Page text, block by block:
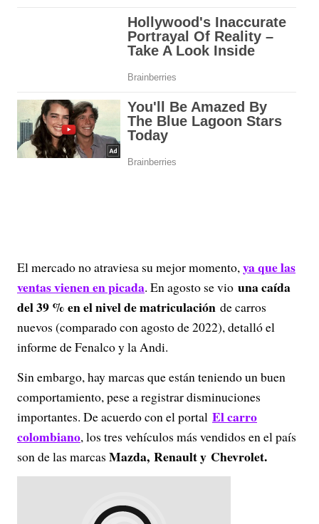
El mercado no atraviesa su mejor momento,ya que las
ventas vienen en picada. En agosto se vio una caída
del 39 % en el nivel de matriculación de carros
nuevos (comparado con agosto de 2022), detalló el
informe de Fenalco y la Andi.
Sin embargo, hay marcas que están teniendo un buen
comportamiento, pese a registrar disminuciones
importantes. De acuerdo con el portal El carro
colombiano, los tres vehículos más vendidos en el país
son de las marcas Mazda, Renault y Chevrolet.